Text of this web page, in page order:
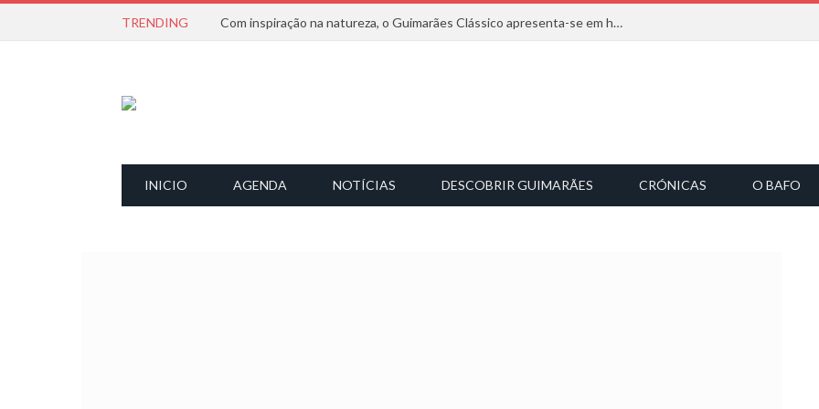
TRENDING Com inspiração na natureza, o Guimarães Clássico apresenta-se em harmonia musical
INICIO AGENDA NOTÍCIAS DESCOBRIR GUIMARÃES CRÓNICAS O BAFO